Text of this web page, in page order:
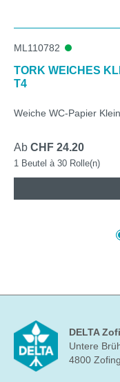
ML110782
TORK WEICHES
T4
Weiche WC-Papier
Ab CHF 24.20
1 Beutel à 30 Rolle(n)
DELTA
Untere
4800